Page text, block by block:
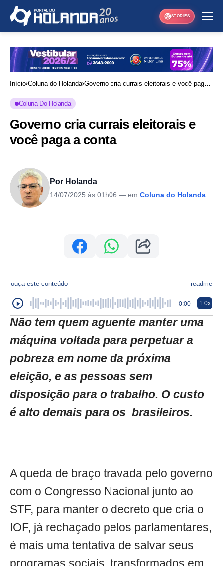
STORIES
Início Coluna do Holanda Governo cria currais eleitorais e você paga a
Coluna Do Holanda
Governo cria currais eleitorais e
você paga a conta
Por Holanda
14/07/2025 às 01h06 — em Coluna do Holanda
ouça este conteúdo readme
0:00 1.0x
Não tem quem aguente manter uma
máquina voltada para perpetuar a
pobreza em nome da próxima
eleição, e as pessoas sem
disposição para o trabalho. O custo
é alto demais para os brasileiros.
A queda de braço travada pelo governo
com o Congresso Nacional junto ao
STF, para manter o decreto que cria o
IOF, já rechaçado pelos parlamentares,
é mais uma tentativa de salvar seus
programas sociais, transformados em